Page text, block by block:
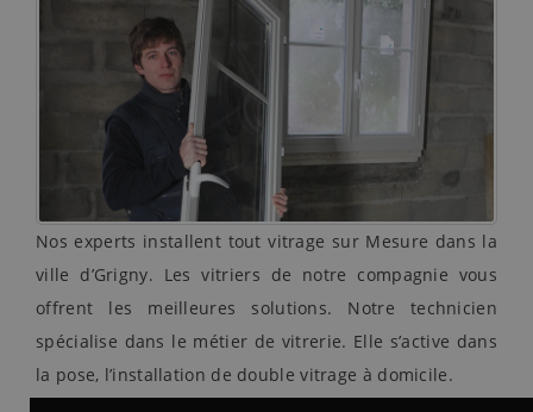
Nos experts installent tout vitrage sur Mesure dans la
ville d’Grigny. Les vitriers de notre compagnie vous
offrent les meilleures solutions. Notre technicien
spécialise dans le métier de vitrerie. Elle s’active dans
la pose, l’installation de double vitrage à domicile.